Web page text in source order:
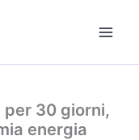
per 30 giorni,
energia